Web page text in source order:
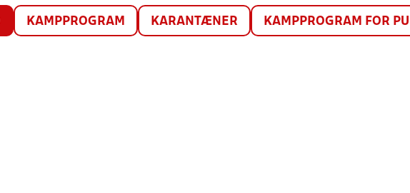
KAMPPROGRAM KARANTÆNER KAMPPROGRAM FOR